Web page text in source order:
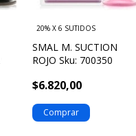
SMAL M. SUCTION
ROJO Sku: 700350
$6.820,00
20% X 6 SUTIDOS